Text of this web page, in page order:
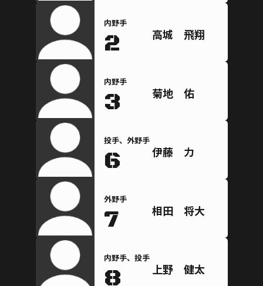
内野手
2 高城 飛翔
内野手
3 菊地 佑
投手、外野手
6 伊藤 力
外野手
7 相田 将大
内野手、投手
8 上野 健太